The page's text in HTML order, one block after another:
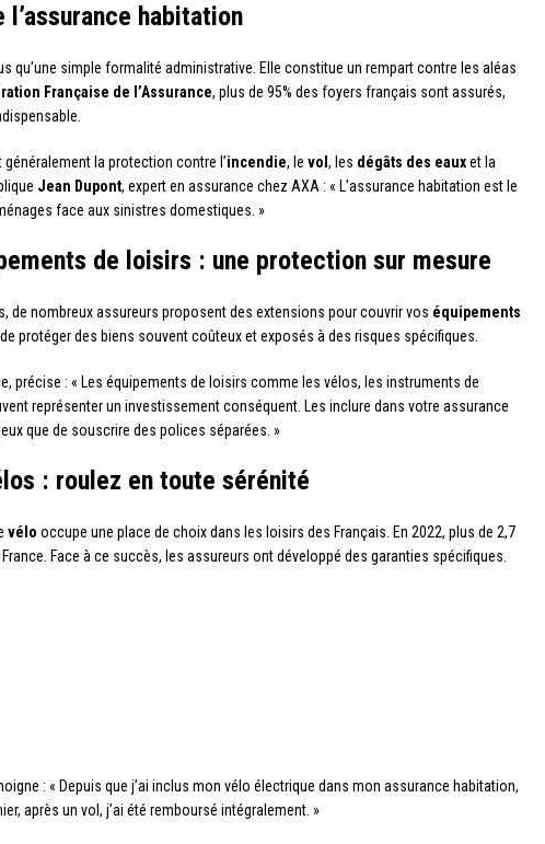
habitation
qu’une simple formalité administrative. Elle constitue un rempart contre les aléas
Française de l’Assurance, plus de 95% des foyers français sont assurés,
la protection contre l’incendie, le vol , les dégâts des eauxet la
Jean Dupont, expert en assurance chez AXA : « L’assurance habitation est le
face aux sinistres domestiques. »
de loisirs : une protection sur mesure
de nombreux assureurs proposent des extensions pour couvrir vos équipements
protéger des biens souvent coûteux et exposés à des risques spécifiques.
précise : « Les équipements de loisirs comme les vélos, les instruments de
représenter un investissement conséquent. Les inclure dans votre assurance
que de souscrire des polices séparées. »
: roulez en toute sérénité
vélo occupe une place de choix dans les loisirs des Français. En 2022, plus de 2,7
Face à ce succès, les assureurs ont développé des garanties spécifiques.
: « Depuis que j’ai inclus mon vélo électrique dans mon assurance habitation,
après un vol, j’ai été remboursé intégralement. »